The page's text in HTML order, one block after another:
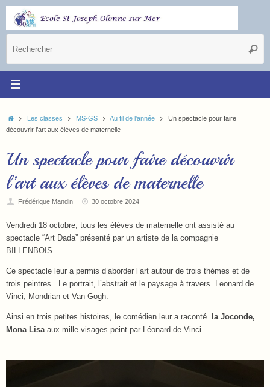
Les classes MS-GS Au fil de l'année
Un spectacle pour faire
découvrir l’art aux élèves de maternelle
Un spectacle pour faire découvrir
l’art aux élèves de maternelle
Frédérique Mandin 30 octobre 2024
Vendredi 18 octobre, tous les élèves de maternelle ont assisté au
spectacle “Art Dada” présenté par un artiste de la compagnie
BILLENBOIS.
Ce spectacle leur a permis d’aborder l’art autour de trois thèmes et de
trois peintres . Le portrait, l’abstrait et le paysage à travers Leonard de
Vinci, Mondrian et Van Gogh.
Ainsi en trois petites histoires, le comédien leur a raconté
la Joconde,
Mona Lisa aux mille visages peint par Léonard de Vinci.